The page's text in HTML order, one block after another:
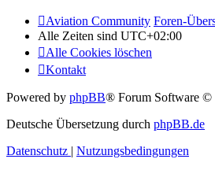
Aviation Community Foren-
Alle Zeiten sind UTC+02:00
Alle Cookies löschen
Kontakt
Powered by phpBB® Forum Software
Deutsche Übersetzung durch phpBB.de
Datenschutz
Nutzungsbedingungen